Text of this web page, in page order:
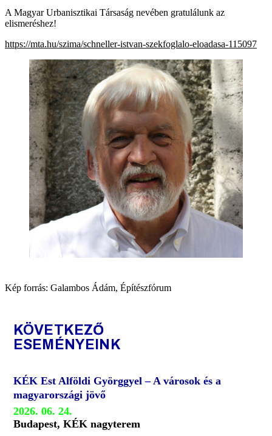
A Magyar Urbanisztikai Társaság nevében gratulálunk az
elismeréshez!
https://mta.hu/szima/schneller-istvan-szekfoglalo-eloadasa-115097
Kép forrás: Galambos Ádám, Építészfórum
KÖVETKEZŐ
ESEMÉNYEINK
KÉK Est Alföldi Györggyel – A városok és a
magyarországi jövő
2026. 06. 24.
Budapest, KÉK nagyterem